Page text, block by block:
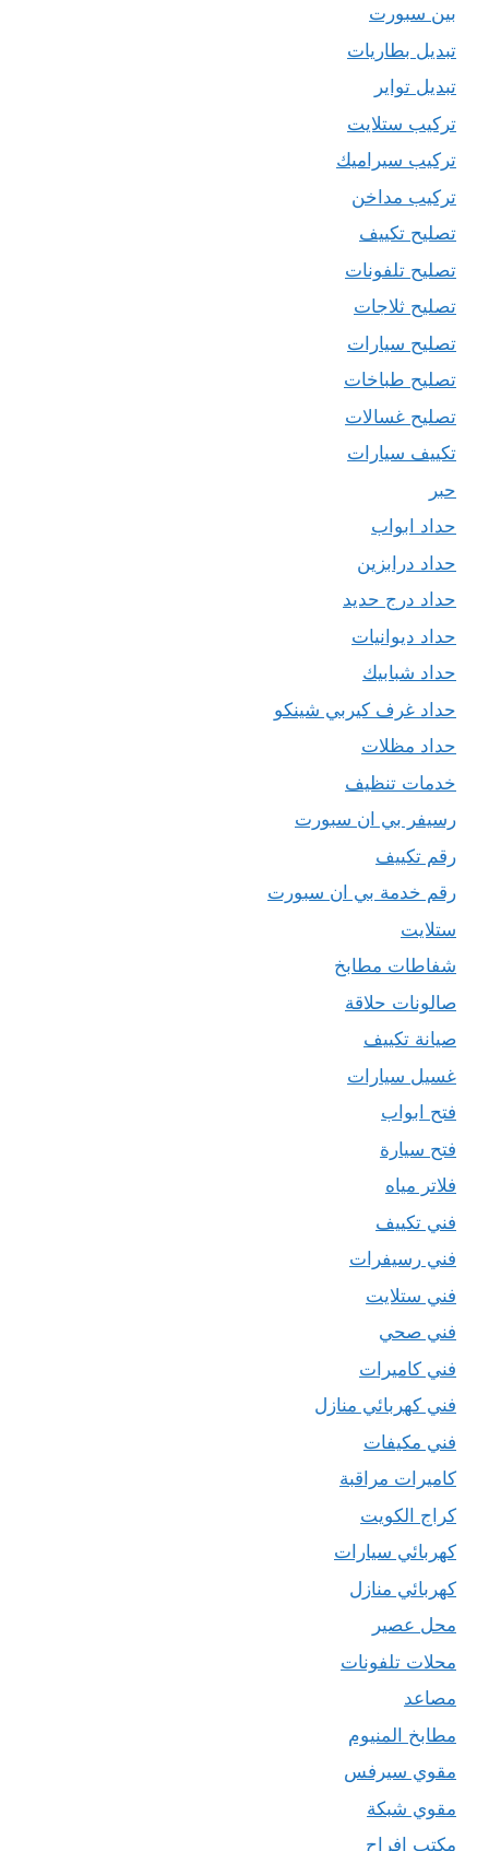
بين سبورت
تبديل بطاريات
تبديل تواير
تركيب ستلايت
تركيب سيراميك
تركيب مداخن
تصليح تكييف
تصليح تلفونات
تصليح ثلاجات
تصليح سيارات
تصليح طباخات
تصليح غسالات
تكييف سيارات
حبر
حداد ابواب
حداد درابزين
حداد درج حديد
حداد ديوانيات
حداد شبابيك
حداد غرف كيربي شينكو
حداد مظلات
خدمات تنظيف
رسيفر بي ان سبورت
رقم تكييف
رقم خدمة بي ان سبورت
ستلايت
شفاطات مطابخ
صالونات حلاقة
صيانة تكييف
غسيل سيارات
فتح ابواب
فتح سيارة
فلاتر مياه
فني تكييف
فني رسيفرات
فني ستلايت
فني صحي
فني كاميرات
فني كهربائي منازل
فني مكيفات
كاميرات مراقبة
كراج الكويت
كهربائي سيارات
كهربائي منازل
محل عصير
محلات تلفونات
مصاعد
مطابخ المنيوم
مقوي سيرفس
مقوي شبكة
مكتب افراح